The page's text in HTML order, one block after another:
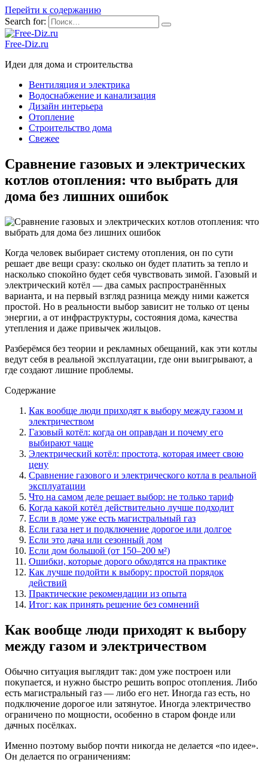
Перейти к содержанию
Search for:
Free-Diz.ru
Идеи для дома и строительства
Вентиляция и электрика
Водоснабжение и канализация
Дизайн интерьера
Отопление
Строительство дома
Свежее
Сравнение газовых и электрических
котлов отопления: что выбрать для
дома без лишних ошибок
Когда человек выбирает систему отопления, он по сути
решает две вещи сразу: сколько он будет платить за тепло и
насколько спокойно будет себя чувствовать зимой. Газовый и
электрический котёл — два самых распространённых
варианта, и на первый взгляд разница между ними кажется
простой. Но в реальности выбор зависит не только от цены
энергии, а от инфраструктуры, состояния дома, качества
утепления и даже привычек жильцов.
Разберёмся без теории и рекламных обещаний, как эти котлы
ведут себя в реальной эксплуатации, где они выигрывают, а
где создают лишние проблемы.
Содержание
Как вообще люди приходят к выбору между газом и
электричеством
Газовый котёл: когда он оправдан и почему его
выбирают чаще
Электрический котёл: простота, которая имеет свою
цену
Сравнение газового и электрического котла в реальной
эксплуатации
Что на самом деле решает выбор: не только тариф
Когда какой котёл действительно лучше подходит
Если в доме уже есть магистральный газ
Если газа нет и подключение дорогое или долгое
Если это дача или сезонный дом
Если дом большой (от 150–200 м²)
Ошибки, которые дорого обходятся на практике
Как лучше подойти к выбору: простой порядок
действий
Практические рекомендации из опыта
Итог: как принять решение без сомнений
Как вообще люди приходят к выбору
между газом и электричеством
Обычно ситуация выглядит так: дом уже построен или
покупается, и нужно быстро решить вопрос отопления. Либо
есть магистральный газ — либо его нет. Иногда газ есть, но
подключение дорогое или затянутое. Иногда электричество
ограничено по мощности, особенно в старом фонде или
дачных посёлках.
Именно поэтому выбор почти никогда не делается «по идее».
Он делается по ограничениям: